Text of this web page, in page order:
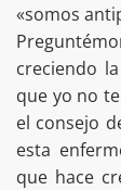
«somos
creciendo
que yo no
el consejo
esta
que hace